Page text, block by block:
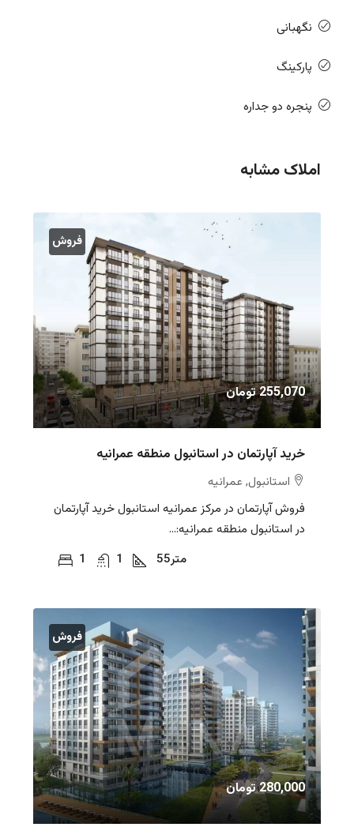
نگهبانی
پارکینگ
پنجره دو جداره
املاک مشابه
فروش
255,070 تومان
خرید آپارتمان در استانبول منطقه عمرانیه
استانبول, عمرانیه
فروش آپارتمان در مرکز عمرانیه استانبول خرید آپارتمان
در استانبول منطقه عمرانیه:...
1
1 55متر
فروش
280,000 تومان